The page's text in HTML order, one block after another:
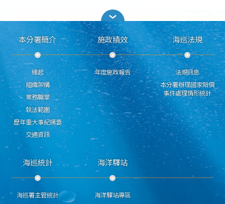
本分署簡介
緣起
組織架構
業務職掌
執法範圍
歷年重大事紀摘要
交通資訊
施政績效
年度施政報告
海巡法規
法規訊息
本分署辦理國家賠償
事件處理情形統計
海巡統計
海巡署主管統計
海洋驛站
海洋驛站專區